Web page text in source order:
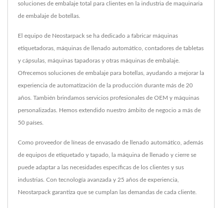
soluciones de embalaje total para clientes en la industria de maquinaria
de embalaje de botellas.
El equipo de Neostarpack se ha dedicado a fabricar máquinas
etiquetadoras, máquinas de llenado automático, contadores de tabletas
y cápsulas, máquinas tapadoras y otras máquinas de embalaje.
Ofrecemos soluciones de embalaje para botellas, ayudando a mejorar la
experiencia de automatización de la producción durante más de 20
años. También brindamos servicios profesionales de OEM y máquinas
personalizadas. Hemos extendido nuestro ámbito de negocio a más de
50 países.
Como proveedor de líneas de envasado de llenado automático, además
de equipos de etiquetado y tapado, la máquina de llenado y cierre se
puede adaptar a las necesidades específicas de los clientes y sus
industrias. Con tecnología avanzada y 25 años de experiencia,
Neostarpack garantiza que se cumplan las demandas de cada cliente.